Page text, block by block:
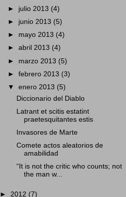
► julio 2013 (4)
► junio 2013 (5)
► mayo 2013 (4)
►abril 2013 (4)
► marzo 2013 (5)
►febrero 2013 (3)
▼enero 2013 (5)
Diccionario del Diablo
Latrant et scitis estatint
praetesquitantes estis
Invasores de Marte
Comete actos aleatorios de
amabilidad
“It is not the critic who counts; not
the man w...
► 2012 (7)